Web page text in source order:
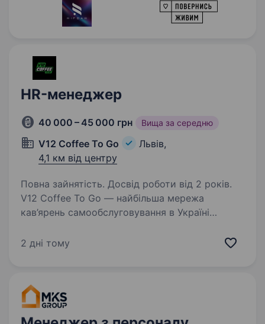
HR-менеджер
40 000 – 45 000 грн Вища за середню
V12 Coffee To Go
Львів,
4,1 км від центру
Повна зайнятість. Досвід роботи від 2 років.
V12 Coffee To Go — найбільша мережа
кав’ярень самообслуговування в Україні
HR Manager, який допоможе розвивати
2 дні тому